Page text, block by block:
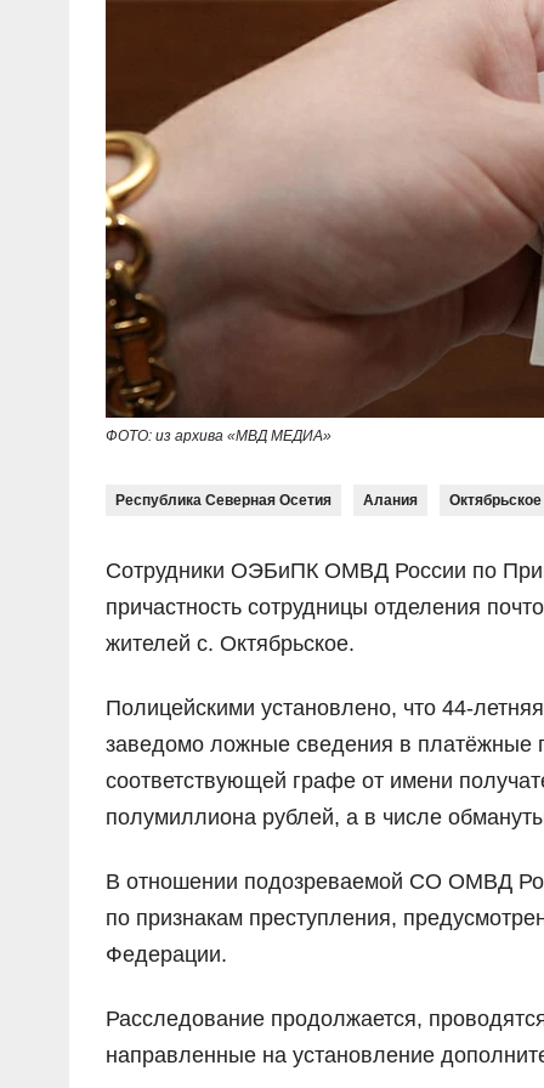
ФОТО: из архива «МВД МЕДИА»
Республика Северная Осетия Алания Октябрьское
Сотрудники ОЭБиПК ОМВД России по
причастность сотрудницы отделения
жителей с. Октябрьское.
Полицейскими установлено, что 44-
заведомо ложные сведения в платёжные
соответствующей графе от имени
полумиллиона рублей, а в числе
В отношении подозреваемой СО ОМВД
по признакам преступления,
Федерации.
Расследование продолжается,
направленные на установление